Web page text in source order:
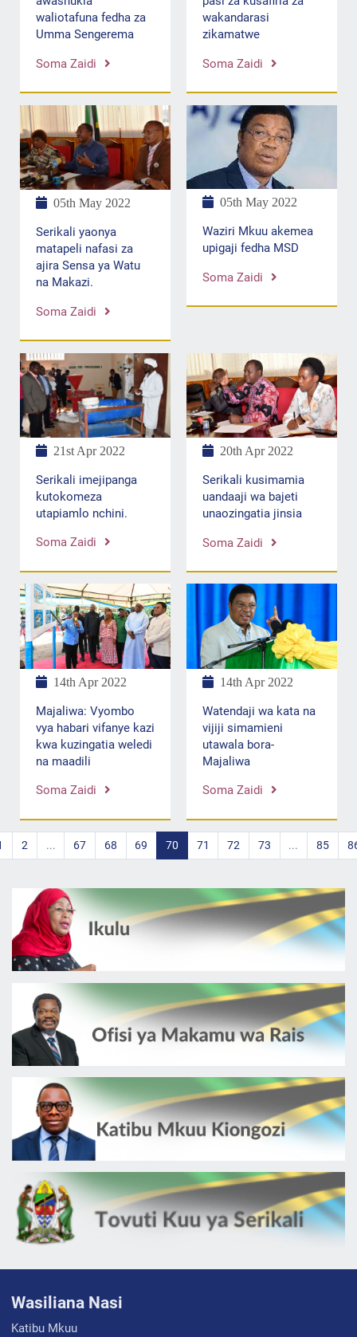
waliotafuna fedha za
Umma Sengerema
Soma Zaidi
wakandarasi
zikamatwe
Soma Zaidi
05th May 2022
Serikali yaonya
matapeli nafasi za
ajira Sensa ya Watu
na Makazi.
Soma Zaidi
05th May 2022
Waziri Mkuu akemea
upigaji fedha MSD
Soma Zaidi
21st Apr 2022
Serikali imejipanga
kutokomeza
utapiamlo nchini.
Soma Zaidi
20th Apr 2022
Serikali kusimamia
uandaaji wa bajeti
unaozingatia jinsia
Soma Zaidi
14th Apr 2022
Majaliwa: Vyombo
vya habari vifanye kazi
kwa kuzingatia weledi
na maadili
Soma Zaidi
14th Apr 2022
Watendaji wa kata na
vijiji simamieni
utawala bora-
Majaliwa
Soma Zaidi
2 ... 67 68 69 70 71 72 73 ... 85
Wasiliana Nasi
Katibu Mkuu